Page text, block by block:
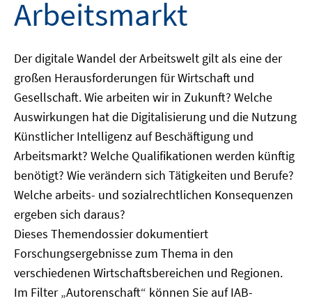
Arbeitsmarkt
Der digitale Wandel der Arbeitswelt gilt als eine der
großen Herausforderungen für Wirtschaft und
Gesellschaft. Wie arbeiten wir in Zukunft? Welche
Auswirkungen hat die Digitalisierung und die Nutzung
Künstlicher Intelligenz auf Beschäftigung und
Arbeitsmarkt? Welche Qualifikationen werden künftig
benötigt? Wie verändern sich Tätigkeiten und Berufe?
Welche arbeits- und sozialrechtlichen Konsequenzen
ergeben sich daraus?
Dieses Themendossier dokumentiert
Forschungsergebnisse zum Thema in den
verschiedenen Wirtschaftsbereichen und Regionen.
Im Filter „Autorenschaft“ können Sie auf IAB-